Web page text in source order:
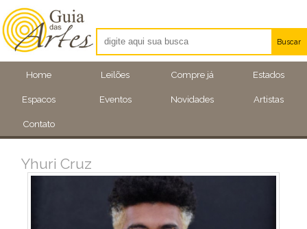
Home Leilões Compre já Estados
Espacos Eventos Novidades Artistas
Contato
Buscar
Artistas
Eventos
Yhuri Cruz